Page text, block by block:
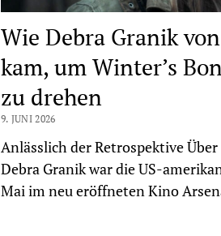
Wie Debra Granik
kam, um Winter’s
zu drehen
9. JUNI 2026
Anlässlich der Retrospektive
Debra Granik war die US-
Mai im neu eröffneten Kino